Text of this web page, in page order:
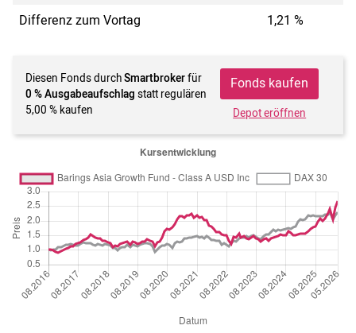
Differenz zum Vortag
1,21 %
Diesen Fonds durchSmartbrokerfür
0 % Ausgabeaufschlag statt regulären
5,00 % kaufen
Fonds kaufen
Depot eröffnen